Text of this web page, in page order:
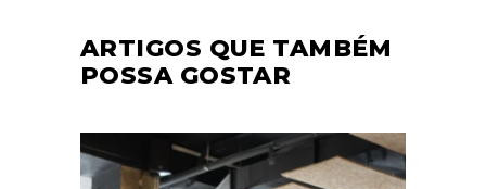
ARTIGOS QUE TAMBÉM
POSSA GOSTAR